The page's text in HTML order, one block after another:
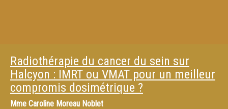
Radiothérapie du cancer du sein sur
Halcyon : IMRT ou VMAT pour un meilleur
compromis dosimétrique ?
Mme Caroline Moreau Noblet